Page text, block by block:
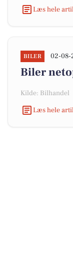
Læs hele
BILER 02-08-
Biler
Kilde: Bilhandel
Læs hele